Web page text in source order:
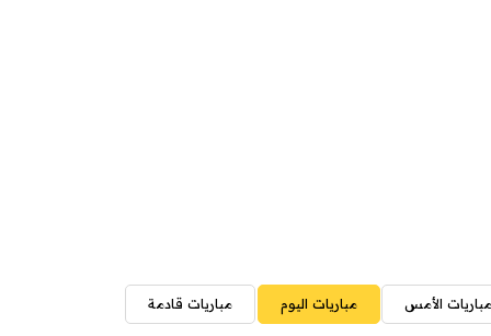
مباريات الأمس مباريات اليوم مباريات قادمة